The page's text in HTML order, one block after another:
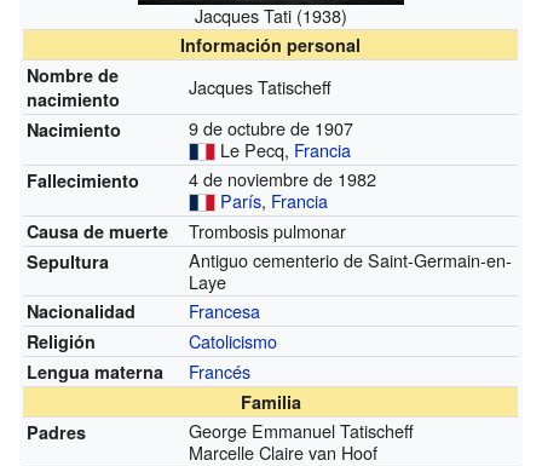
Jacques Tati (1938)
Información personal
Nombre de
nacimiento
Jacques Tatischeff
Nacimiento
9 de octubre de 1907
Le Pecq, Francia
Fallecimiento
4 de noviembre de 1982
París, Francia
Causa de muerte Trombosis pulmonar
Sepultura
Antiguo cementerio de Saint-Germain-en-
Laye
Nacionalidad Francesa
Religión Catolicismo
Lengua materna Francés
Familia
Padres
George Emmanuel Tatischeff
Marcelle Claire van Hoof